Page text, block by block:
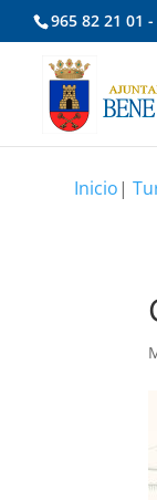
965 82 21 01
Inicio|